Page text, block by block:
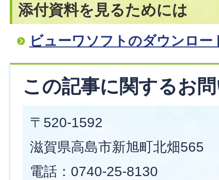
添付資料を見るためには
ビューワソフトのダウンロー
この記事に関するお
〒520-1592
滋賀県高島市新旭町北畑565
電話：0740-25-8130